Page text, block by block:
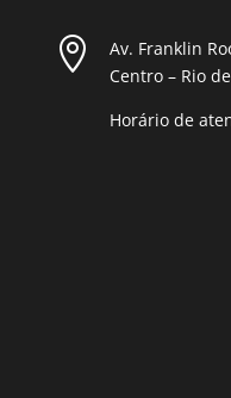

Av. Franklin
Centro – Rio
Horário de